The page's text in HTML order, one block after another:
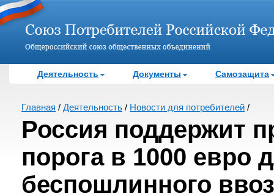
Деятельность Документы Самозащита
Главная / Деятельность / Новости для потребителей /
Россия поддержит
порога в 1000 евро
беспошлинного